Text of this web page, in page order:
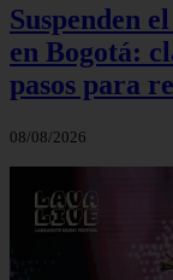
Suspenden
en Bogotá:
pasos para
08/08/2026